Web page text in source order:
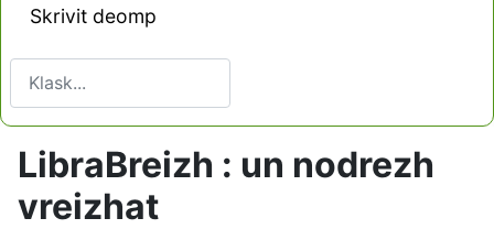
Skrivit deomp
Type 2 or more characters for results.
LibraBreizh : un nodrezh
vreizhat